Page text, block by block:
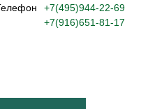
+7(495)944-22-69
+7(916)651-81-17